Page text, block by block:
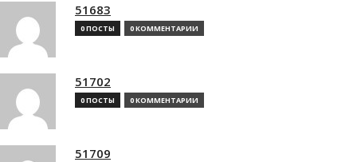
51683
0 ПОСТЫ 0 КОММЕНТАРИИ
51702
0 ПОСТЫ 0 КОММЕНТАРИИ
51709